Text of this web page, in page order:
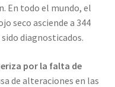
En todo el mundo, el
seco asciende a 344
diagnosticados.
porla falta de
de alteraciones en las